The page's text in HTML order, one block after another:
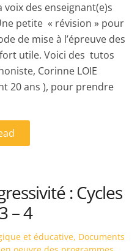
des enseignant(e)s
petite « révision » pour
de mise à l’épreuve des
utile. Voici des tutos
Corinne LOIE
20 ans ), pour prendre
: Cycles
– 4
et éducative, Documents